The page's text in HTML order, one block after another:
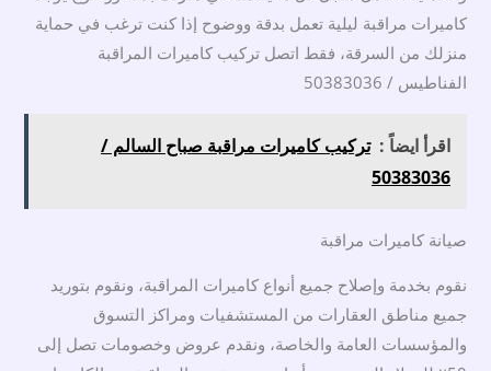
كاميرات مراقبة ليلية تعمل بدقة ووضوح إذا كنت ترغب في حماية
منزلك من السرقة، فقط اتصل تركيب كاميرات المراقبة
الفناطيس / 50383036
اقرأ ايضاً : تركيب كاميرات مراقبة صباح السالم /
50383036
صيانة كاميرات مراقبة
نقوم بخدمة وإصلاح جميع أنواع كاميرات المراقبة، ونقوم بتوريد
جميع مناطق العقارات من المستشفيات ومراكز التسوق
والمؤسسات العامة والخاصة، ونقدم عروض وخصومات تصل إلى